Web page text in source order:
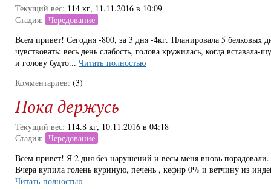
Текущий вес: 114 кг, 11.11.2016 в 10:09
Стадия: Чередование
Всем привет! Сегодня -800, за 3 дня -4кг. Планировала 5 белковых
чувствовать: весь день слабость, голова кружилась, когда
и голову будто... Читать полностью
Комментариев: (3)
Пока держусь
Текущий вес: 114.8 кг, 10.11.2016 в 04:18
Стадия: Чередование
Всем привет! Я 2 дня без нарушений и весы меня вновь
Вчера купила голень куриную, печень , кефир 0% и ветчину из
Читать полностью